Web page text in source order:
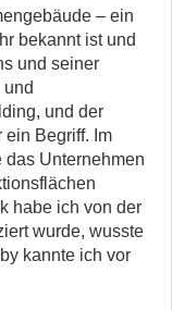
– ein
bekannt ist und
und seiner
und der
ein Begriff. Im
das Unternehmen
habe ich von der
wurde, wusste
kannte ich vor